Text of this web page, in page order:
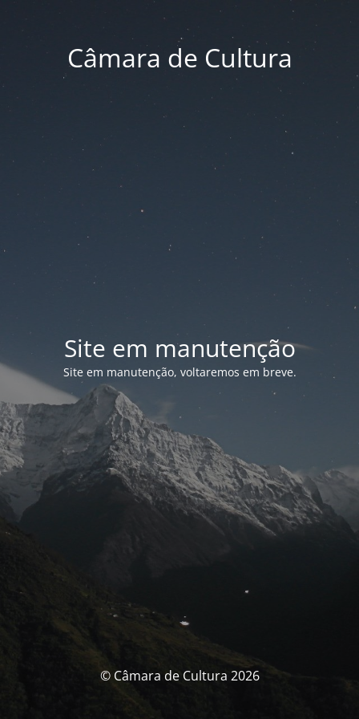
Câmara de Cultura
Site em manutenção
Site em manutenção, voltaremos em breve.
© Câmara de Cultura 2026